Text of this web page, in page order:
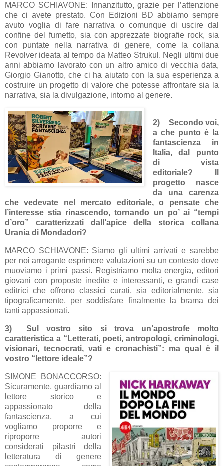
MARCO SCHIAVONE: Innanzitutto, grazie per l’attenzione
che ci avete prestato. Con Edizioni BD abbiamo sempre
avuto voglia di fare narrativa o comunque di uscire dal
confine del fumetto, sia con apprezzate biografie rock, sia
con puntate nella narrativa di genere, come la collana
Revolver ideata al tempo da Matteo Strukul. Negli ultimi due
anni abbiamo lavorato con un altro amico di vecchia data,
Giorgio Gianotto, che ci ha aiutato con la sua esperienza a
costruire un progetto di valore che potesse affrontare sia la
narrativa, sia la divulgazione, intorno al genere.
2)
Secondo voi,
a che punto è la
fantascienza in
Italia, dal punto
d i vista
editoriale? Il
progetto nasce
da una carenza
che vedevate nel mercato editoriale, o pensate che
l’interesse stia rinascendo, tornando un po’ ai “tempi
d’oro” caratterizzati dall’apice della storica collana
Urania di Mondadori?
MARCO SCHIAVONE: Siamo gli ultimi arrivati e sarebbe
per noi arrogante esprimere valutazioni su un contesto dove
muoviamo i primi passi. Registriamo molta energia, editori
giovani con proposte inedite e interessanti, e grandi case
editrici che offrono classici curati, sia editorialmente, sia
tipograficamente, per soddisfare finalmente la brama dei
tanti appassionati.
3)
Sul vostro sito si trova un’apostrofe molto
caratteristica a “Letterati, poeti, antropologi, criminologi,
visionari, tecnocrati, vati e cronachisti”: ma qual è il
vostro “lettore ideale”?
SIMONE BONACCORSO:
Sicuramente, guardiamo al
lettore storico e
appassionato della
fantascienza, a cui
vogliamo proporre e
riproporre autori
considerati pilastri della
letteratura di genere